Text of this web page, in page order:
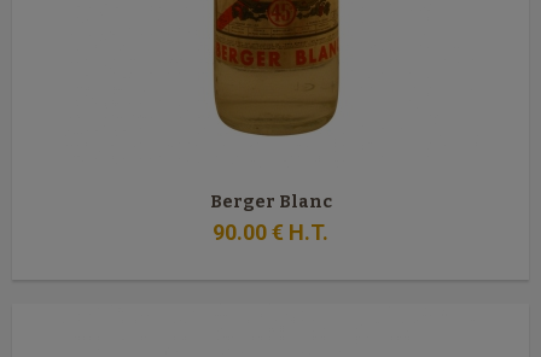
Berger Blanc
90.00€ H.T.